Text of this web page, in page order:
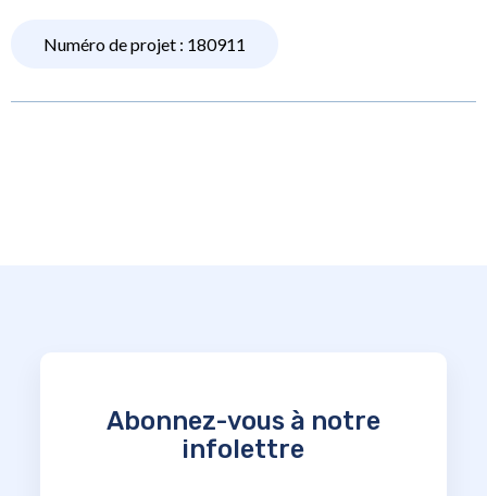
Numéro de projet : 180911
Abonnez-vous à notre
infolettre